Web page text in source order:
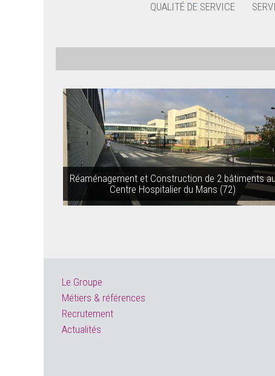
QUALITÉ DE SERVICE
Réaménagement et Construction de 2 bâtiments
Centre Hospitalier du Mans (72)
Le Groupe
Métiers & références
Recrutement
Actualités